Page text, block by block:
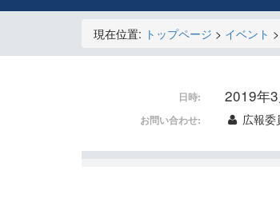
現在位置: トップページ > イベント >
日時: 2019年
お問い合わせ: 広報委